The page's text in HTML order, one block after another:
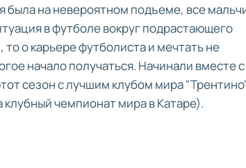
была на невероятном подъеме, все
в футболе вокруг подрастающего
о карьере футболиста и мечтать не
начало получаться. Начинали вместе с
сезон с лучшим клубом мира
чемпионат мира в Катаре).